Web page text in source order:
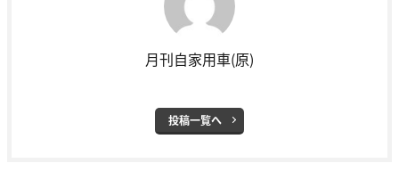
月刊自家用車(原)
投稿一覧へ